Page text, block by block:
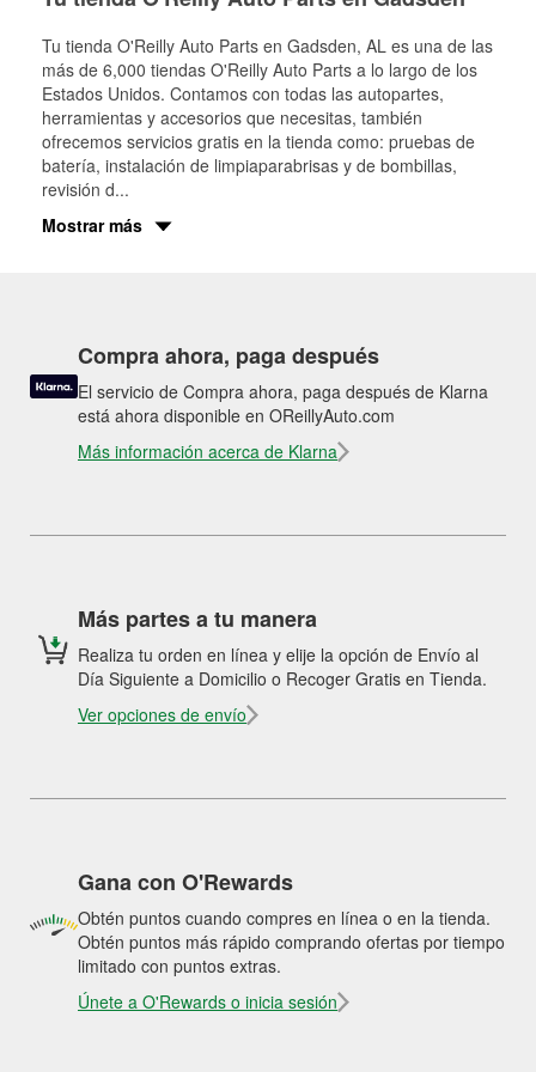
Tu tienda O'Reilly Auto Parts en Gadsden, AL es una de las
más de 6,000 tiendas O'Reilly Auto Parts a lo largo de los
Estados Unidos. Contamos con todas las autopartes,
herramientas y accesorios que necesitas, también
ofrecemos servicios gratis en la tienda como: pruebas de
batería, instalación de limpiaparabrisas y de bombillas,
revisión d...
Mostrar más
Compra ahora, paga después
El servicio de Compra ahora, paga después de Klarna
está ahora disponible en OReillyAuto.com
Más información acerca de Klarna
Más partes a tu manera
Realiza tu orden en línea y elije la opción de Envío al
Día Siguiente a Domicilio o Recoger Gratis en Tienda.
Ver opciones de envío
Gana con O'Rewards
Obtén puntos cuando compres en línea o en la tienda.
Obtén puntos más rápido comprando ofertas por tiempo
limitado con puntos extras.
Únete a O'Rewards o inicia sesión